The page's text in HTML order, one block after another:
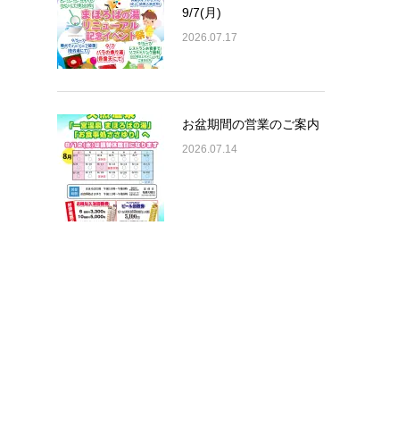
9/7(月)
2026.07.17
お盆期間の営業のご案内
2026.07.14